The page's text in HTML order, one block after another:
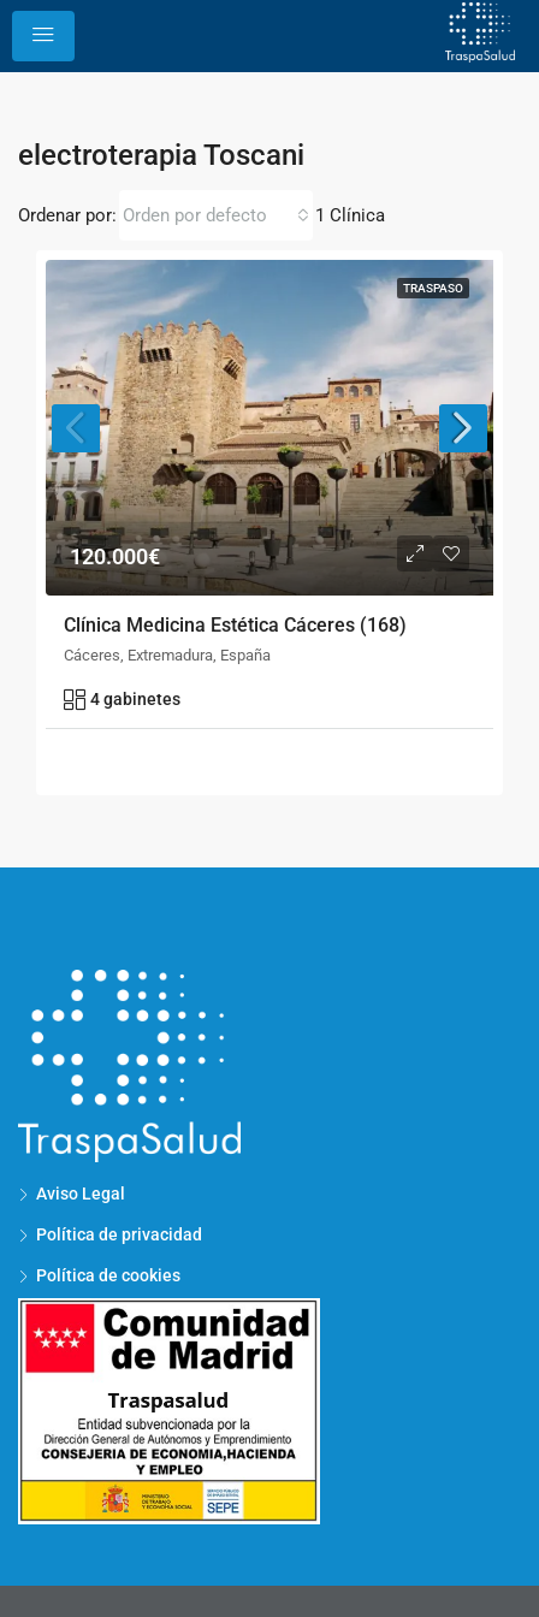
electroterapia Toscani
1 Clínica
Ordenar por: Orden por defecto
TRASPASO
120.000€
Clínica Medicina Estética Cáceres (168)
Cáceres, Extremadura, España
4 gabinetes
Aviso Legal
Política de privacidad
Política de cookies